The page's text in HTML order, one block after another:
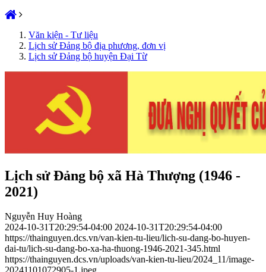
Văn kiện - Tư liệu
Lịch sử Đảng bộ địa phương, đơn vị
Lịch sử Đảng bộ huyện Đại Từ
Lịch sử Đảng bộ xã Hà Thượng (1946 -
2021)
Nguyễn Huy Hoàng
2024-10-31T20:29:54-04:00 2024-10-31T20:29:54-04:00
https://thainguyen.dcs.vn/van-kien-tu-lieu/lich-su-dang-bo-huyen-
dai-tu/lich-su-dang-bo-xa-ha-thuong-1946-2021-345.html
https://thainguyen.dcs.vn/uploads/van-kien-tu-lieu/2024_11/image-